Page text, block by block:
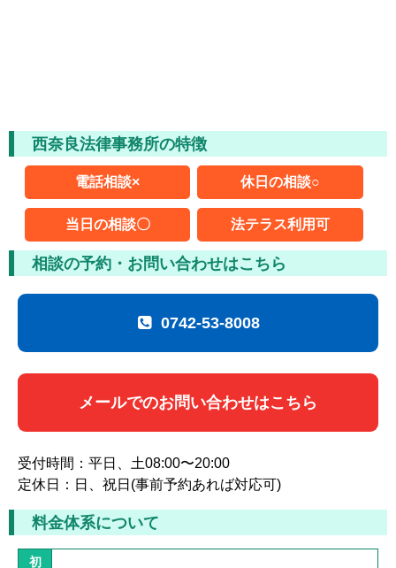
西奈良法律事務所の特徴
電話相談× 休日の相談○
当日の相談〇 法テラス利用可
相談の予約・お問い合わせはこちら
0742-53-8008
メールでのお問い合わせはこちら
受付時間：平日、土08:00〜20:00
定休日：日、祝日(事前予約あれば対応可)
料金体系について
初
バイク事故の体験談
自転車事故の体験談
ムチ打ちの体験談
捻挫の体験談
打撲の体験談
後遺障害の体験談
弁護士を探す